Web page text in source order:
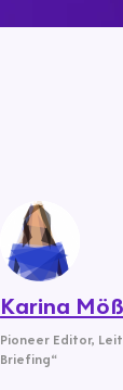
Karina
Pioneer Editor,
Briefing“